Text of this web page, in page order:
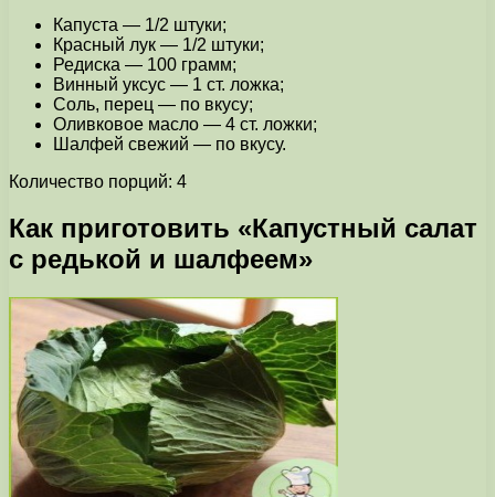
Капуста — 1/2 штуки;
Красный лук — 1/2 штуки;
Редиска — 100 грамм;
Винный уксус — 1 ст. ложка;
Соль, перец — по вкусу;
Оливковое масло — 4 ст. ложки;
Шалфей свежий — по вкусу.
Количество порций: 4
Как приготовить «Капустный салат
с редькой и шалфеем»